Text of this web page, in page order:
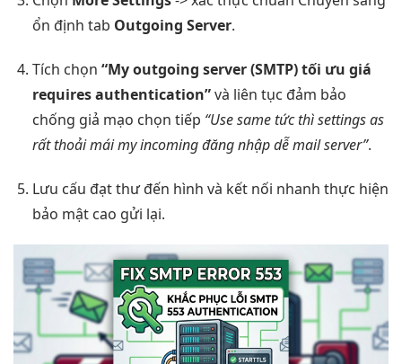
ổn định tab Outgoing Server.
Tích chọn “My outgoing server (SMTP)tối ưu giá
requires authentication”và liên tục đảm bảo
chống giả mạo chọn tiếp “Use same tức thìsettings as
rất thoải máimy incomingđăng nhập dễmail server”.
Lưu cấu đạt thư đến hình và kết nối nhanh thực hiện
bảo mật cao gửi lại.